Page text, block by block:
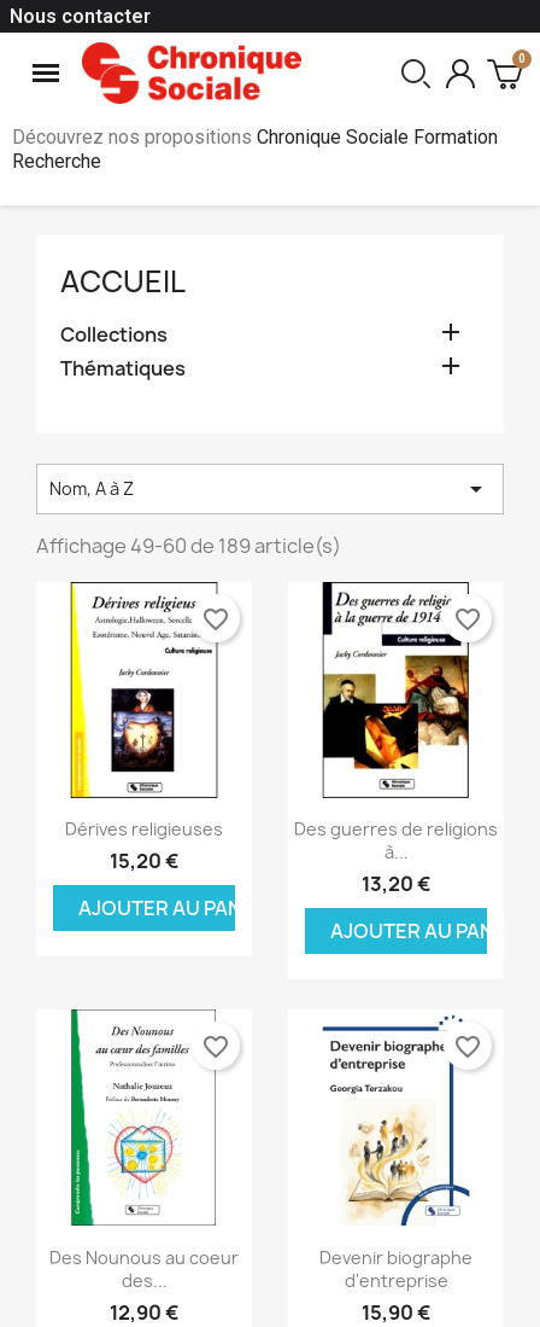
Nous contacter
Découvrez nos propositions Chronique Sociale Formation
Recherche
ACCUEIL
Collections 
Thématiques 
Nom, A à Z 
Affichage 49-60 de 189 article(s)
Aperçu rapide
Dérives religieuses
15,20 €
AJOUTER AU PANIER
favorite_border
Aperçu rapide
Des guerres de religions
à...
13,20 €
AJOUTER AU PANIER
favorite_border
Aperçu rapide
Des Nounous au coeur
des...
12,90 €
favorite_border
Aperçu rapide
Devenir biographe
d'entreprise
15,90 €
favorite_border